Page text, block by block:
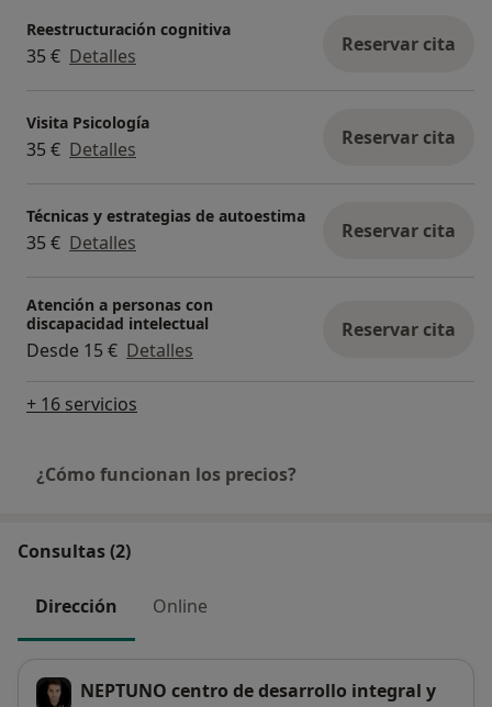
Reestructuración cognitiva
35 € Detalles Reservar cita
Visita Psicología
35 € Detalles Reservar cita
Técnicas y estrategias de autoestima
35 € Detalles Reservar cita
Atención a personas con
discapacidad intelectual
Desde 15 € Detalles
Reservar cita
+ 16 servicios
¿Cómo funcionan los precios?
Consultas (2)
Dirección Online
NEPTUNO centro de desarrollo integral y